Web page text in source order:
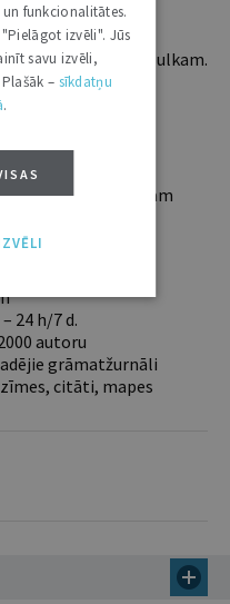
lasītāju pulkam.
saturam!
Vienam lietotājam
mēnešiem).
24 h/7 d.
autoru
grāmatžurnāli
citāti, mapes
funkcionalitātes.
izvēli". Jūs
savu izvēli,
– sīkdatņu
.